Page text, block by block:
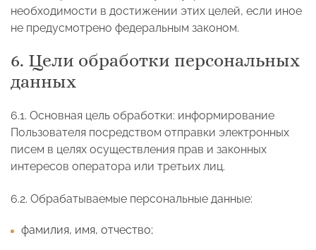
необходимости в достижении этих целей, если иное
не предусмотрено федеральным законом.
6. Цели обработки персональных
данных
6.1. Основная цель обработки: информирование
Пользователя посредством отправки электронных
писем в целях осуществления прав и законных
интересов оператора или третьих лиц.
6.2. Обрабатываемые персональные данные:
фамилия, имя, отчество;